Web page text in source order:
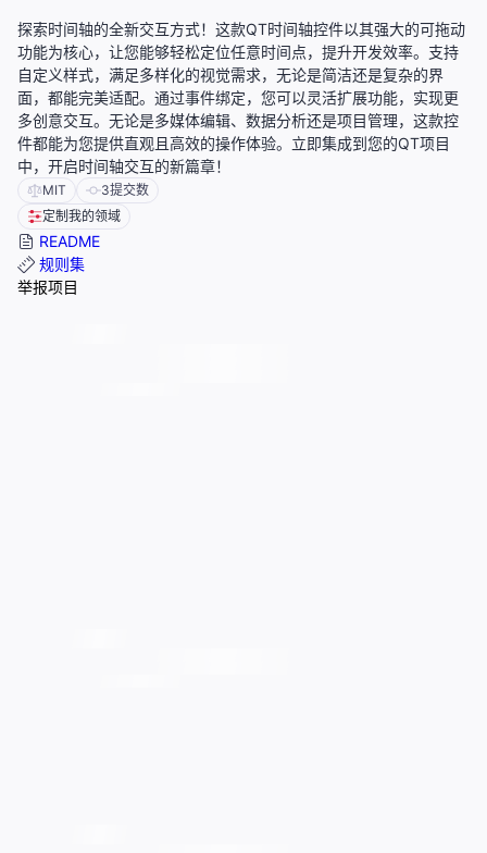
探索时间轴的全新交互方式！这款QT时间轴控件以其强大的可拖动
功能为核心，让您能够轻松定位任意时间点，提升开发效率。支持
自定义样式，满足多样化的视觉需求，无论是简洁还是复杂的界
面，都能完美适配。通过事件绑定，您可以灵活扩展功能，实现更
多创意交互。无论是多媒体编辑、数据分析还是项目管理，这款控
件都能为您提供直观且高效的操作体验。立即集成到您的QT项目
中，开启时间轴交互的新篇章！
MIT 3提交数
定制我的领域
README
规则集
举报项目